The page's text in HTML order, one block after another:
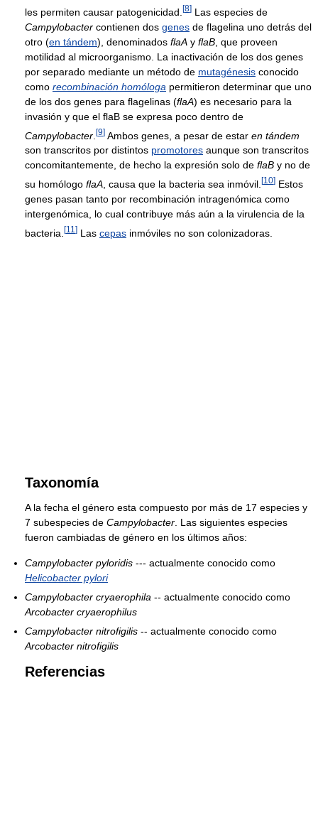
les permiten causar patogenicidad. [8] Las especies de
Campylobacter contienen dos genes de flagelina uno detrás del
otro (en tándem), denominados flaA y flaB , que proveen
motilidad al microorganismo. La inactivación de los dos genes
por separado mediante un método de mutagénesis conocido
como recombinación homóloga permitieron determinar que uno
de los dos genes para flagelinas (flaA) es necesario para la
invasión y que el flaB se expresa poco dentro de
Campylobacter [9] Ambos genes, a pesar de estar en tándem
son transcritos por distintos promotores aunque son transcritos
concomitantemente, de hecho la expresión solo de flaB y no de
su homólogo flaA , causa que la bacteria sea inmóvil. [10] Estos
genes pasan tanto por recombinación intragenómica como
intergenómica, lo cual contribuye más aún a la virulencia de la
bacteria. [11 ] Las cepas inmóviles no son colonizadoras.
Taxonomía
A la fecha el género esta compuesto por más de 17 especies y
7 subespecies de Campylobacter . Las siguientes especies
fueron cambiadas de género en los últimos años:
Campylobacter pyloridis --- actualmente conocido como
Helicobacter pylori
Campylobacter cryaerophila -- actualmente conocido como
Arcobacter cryaerophilus
Campylobacter nitrofigilis -- actualmente conocido como
Arcobacter nitrofigilis
Referencias